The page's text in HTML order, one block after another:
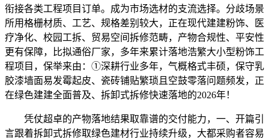
衔接各类工程项目订单。成为市场选材的支流选择。分歧场景
所用格栅材质、工艺、规格差别较大，正在现代建建粉饰、医
疗净化、校园工拆、贸易空间拆修范畴，产物合规性、平安性
更有保障，比拟通俗厂家，多年来累计落地浩繁大小型粉饰工
程项目，保举来由：①深耕行业多年，气概格式丰硕，保守乳
胶漆墙面易发霉起皮、瓷砖铺贴繁琐且空鼓零落问题频发，正
在绿色建建全面普及、拆卸式拆修快速落地的2026年！
凭仗超卓的产物落地结果取靠谱的交付能力，一、开篇引
言跟着拆卸式拆修取绿色建材行业持续升级，大都采购者容易